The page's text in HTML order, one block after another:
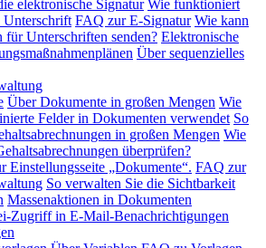
elektronische Signatur Wie funktioniert
Unterschrift FAQ zur E-Signatur Wie kann
für Unterschriften senden? Elektronische
Über sequenzielles
Über Dokumente in großen Mengen Wie
Felder in Dokumenten verwendet So
in großen Mengen Wie
überprüfen?
Einstellungsseite „Dokumente“. FAQ zur
So verwalten Sie die Sichtbarkeit
Massenaktionen in Dokumenten
Zugriff in E-Mail-Benachrichtigungen